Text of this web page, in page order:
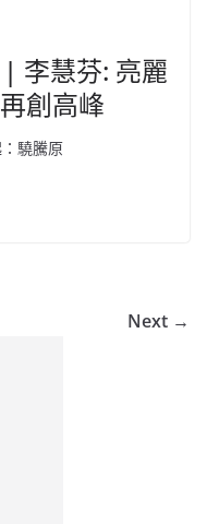
李慧芬: 亮麗
創高峰
驍騰原
Next →